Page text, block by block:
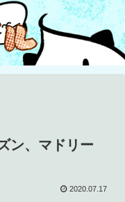
ン、マドリー
2020.07.17